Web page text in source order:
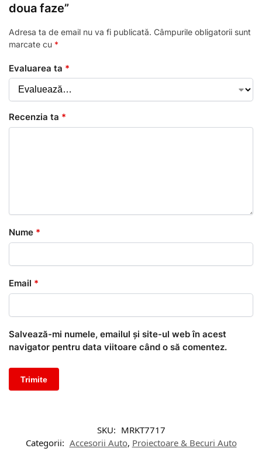
doua faze”
Adresa ta de email nu va fi publicată. Câmpurile obligatorii sunt
marcate cu *
Evaluarea ta *
Recenzia ta *
Nume *
Email *
Salvează-mi numele, emailul și site-ul web în acest
navigator pentru data viitoare când o să comentez.
SKU: MRKT7717
Categorii: Accesorii Auto, Proiectoare & Becuri Auto